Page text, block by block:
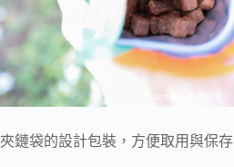
夾鏈袋的設計包裝，方便取用與保存